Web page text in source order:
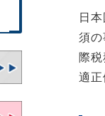
日
須
際
適正